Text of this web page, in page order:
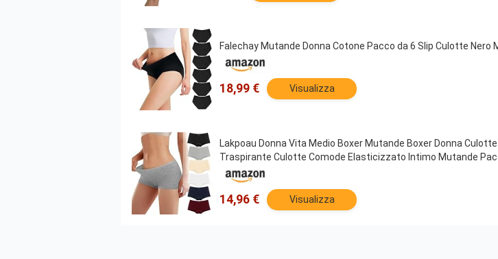
Falechay Mutande Donna Cotone Pacco da 6 Slip Culotte Nero
18,99 € Visualizza
Lakpoau Donna Vita Medio Boxer Mutande Boxer Donna
Traspirante Culotte Comode Elasticizzato Intimo Mutande
14,96 € Visualizza